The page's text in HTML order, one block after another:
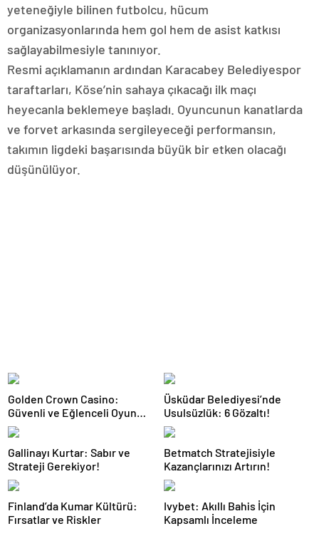
yeteneğiyle bilinen futbolcu, hücum
organizasyonlarında hem gol hem de asist katkısı
sağlayabilmesiyle tanınıyor.
Resmi açıklamanın ardından Karacabey Belediyespor
taraftarları, Köse’nin sahaya çıkacağı ilk maçı
heyecanla beklemeye başladı. Oyuncunun kanatlarda
ve forvet arkasında sergileyeceği performansın,
takımın ligdeki başarısında büyük bir etken olacağı
düşünülüyor.
Golden Crown Casino:
Güvenli ve Eğlenceli Oyun
Deneyimi
Üsküdar Belediyesi’nde
Usulsüzlük: 6 Gözaltı!
Gallinayı Kurtar: Sabır ve
Strateji Gerekiyor!
Betmatch Stratejisiyle
Kazançlarınızı Artırın!
Finland’da Kumar Kültürü:
Fırsatlar ve Riskler
Ivybet: Akıllı Bahis İçin
Kapsamlı İnceleme